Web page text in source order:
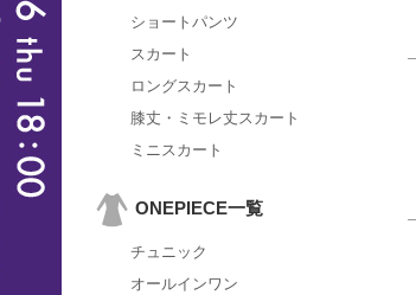
ショートパンツ
スカート
ロングスカート
膝丈・ミモレ丈スカート
ミニスカート
ONEPIECE一覧
チュニック
オールインワン